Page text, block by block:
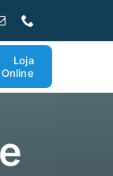
Loja
Online